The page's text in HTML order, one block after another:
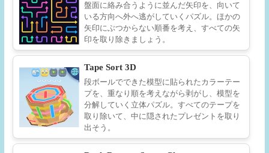
盤面に絡み合うように並んだ矢印を、向いて
いる方向へ外へ逃がしていくパズル。ほかの
矢印にぶつからない順番を考え、すべての矢
印を取り除きましょう。
Tape Sort 3D
段ボールでできた模型に貼られたカラーテー
プを、重なり順を考えながら剥がし、模型を
分解していく立体パズル。すべてのテープを
取り除いて、中に隠されたプレゼントを取り
出そう。